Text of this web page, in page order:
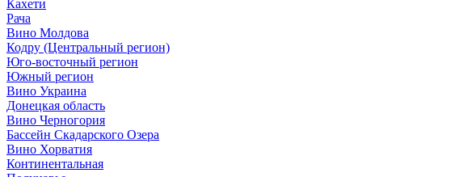
Кахети
Рача
Вино Молдова
Кодру (Центральный регион)
Юго-восточный регион
Южный регион
Вино Украина
Донецкая область
Вино Черногория
Бассейн Скадарского Озера
Вино Хорватия
Континентальная